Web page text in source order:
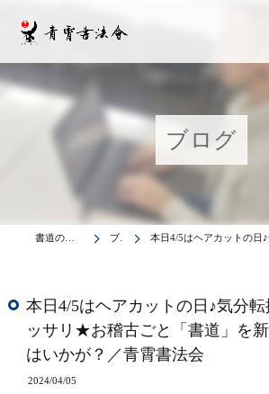
ブログ
書道の教室は青霄書法会 ブログ 本日4/5はヘアカットの日♪気分転換や心機一転にバッサリ★お
本日4/5はヘアカットの日♪気分
ッサリ★お稽古ごと「書道」を
はいかが？／青霄書法会
2024/04/05